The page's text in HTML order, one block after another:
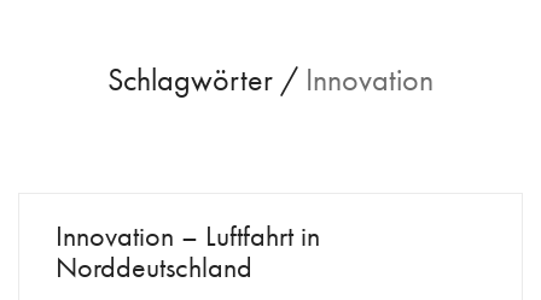
Schlagwörter / Innovation
Innovation – Luftfahrt in
Norddeutschland